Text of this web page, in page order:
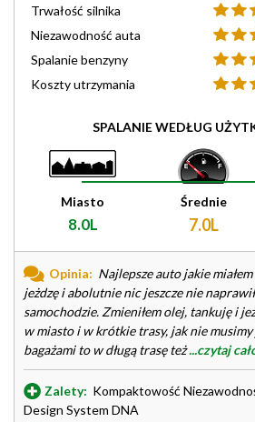
Trwałość silnika
Niezawodność auta
Spalanie benzyny
Koszty utrzymania
SPALANIE WEDŁUG
Miasto
8.0L
Średnie
7.0L
Opinia: Najlepsze auto jakie
jeżdzę i abolutnie nic jeszcze nie
samochodzie. Zmieniłem olej, tankuję i
w miasto i w krótkie trasy, jak nie
bagażami to w długą trasę też...czytaj
Zalety: Kompaktowość
Design System DNA